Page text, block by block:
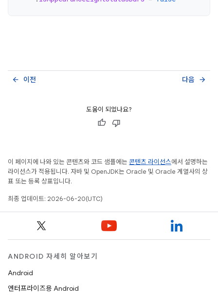
이전
arrow_back 다음 arrow_forward
도움이 되었나요?
이 페이지에 나와 있는 콘텐츠와 코드 샘플에는 콘텐츠 라이선스에서 설명하는
라이선스가 적용됩니다. 자바 및 OpenJDK는 Oracle 및 Oracle 계열사의 상
표 또는 등록 상표입니다.
최종 업데이트: 2026-06-20(UTC)
ANDROID 자세히 알아보기
Android
엔터프라이즈용 Android